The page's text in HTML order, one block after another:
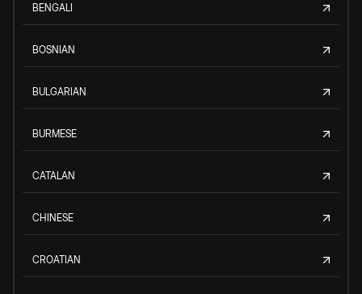
BENGALI
BOSNIAN
BULGARIAN
BURMESE
CATALAN
CHINESE
CROATIAN